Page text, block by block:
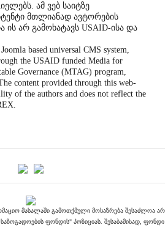
ამ ვებ საიტზე
მთლიანად ავტორების
ის არ გამოხატავს USAID-ისა და
based universal CMS system,
the USAID funded Media for
Governance (MTAG) program,
content provided through this web-
of the authors and does not reflect the
მასალაში გამოთქმული მოსაზრება შესაძლოა არ
ფონდის" პოზიციას. შესაბამისად, ფონდი